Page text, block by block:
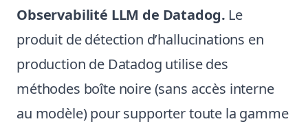
Observabilité LLM de Datadog. Le
produit de détection d’hallucinations en
production de Datadog utilise des
méthodes boîte noire (sans accès interne
au modèle) pour supporter toute la gamme